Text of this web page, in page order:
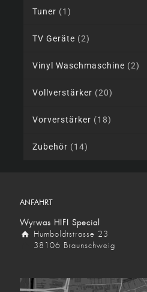
Tuner (1)
TV Geräte (2)
Vinyl Waschmaschine (2)
Vollverstärker (20)
Vorverstärker (18)
Zubehör (14)
ANFAHRT
Wyrwas HIFI Special
Humboldtstrasse 23
38106 Braunschweig